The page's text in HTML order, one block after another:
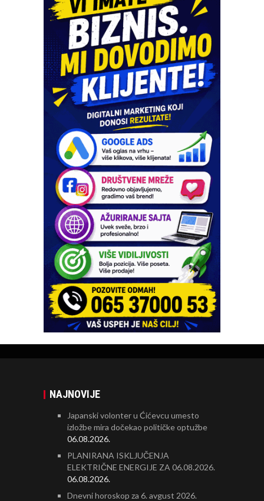
NAJNOVIJE
Japanski volonter u Ćićevcu umesto
izložbe mira dočekao političke optužbe
06.08.2026.
PLANIRANA ISKLJUČENJA
ELEKTRIČNE ENERGIJE ZA 06.08.2026.
06.08.2026.
Dnevni horoskop za 6. avgust 2026.